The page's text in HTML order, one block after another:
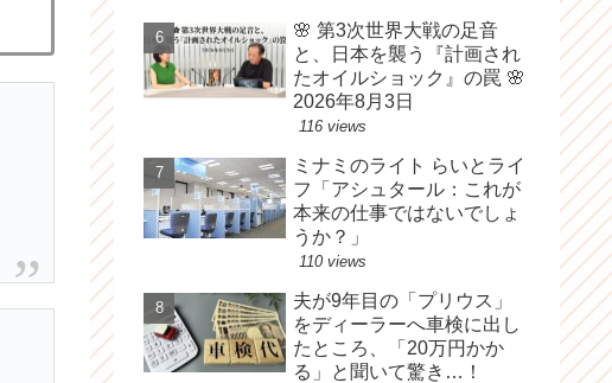
🌸 第3次世界大戦の足音
と、日本を襲う『計画され
たオイルショック』の罠 🌸
2026年8月3日
116 views
ミナミのライト らいとライ
フ「アシュタール：これが
本来の仕事ではないでしょ
うか？」
110 views
夫が9年目の「プリウス」
をディーラーへ車検に出し
たところ、「20万円かか
る」と聞いて驚き…！